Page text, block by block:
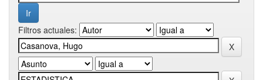
Filtros actuales: